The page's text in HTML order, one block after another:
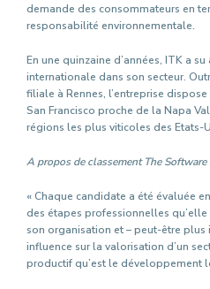
demande des consommateurs en
responsabilité environnementale.
En une quinzaine d’années, ITK a
internationale dans son secteur.
filiale à Rennes, l’entreprise
San Francisco proche de la Napa
régions les plus viticoles des Etats-
A propos de classement The Software
« Chaque candidate a été évaluée
des étapes professionnelles
son organisation et – peut-être plus
influence sur la valorisation d’un
productif qu’est le développement